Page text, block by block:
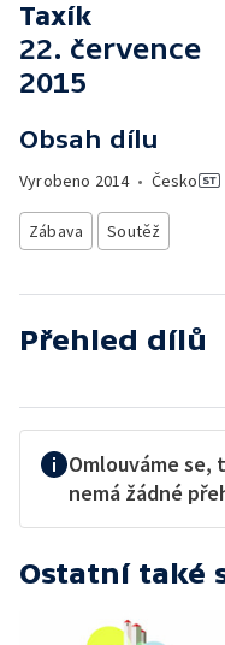
Taxík
22. července
2015
Obsah dílu
Vyrobeno 2014• Česko
Zábava Soutěž
Přehled dílů
Omlouváme
nemá žádné
Ostatní také